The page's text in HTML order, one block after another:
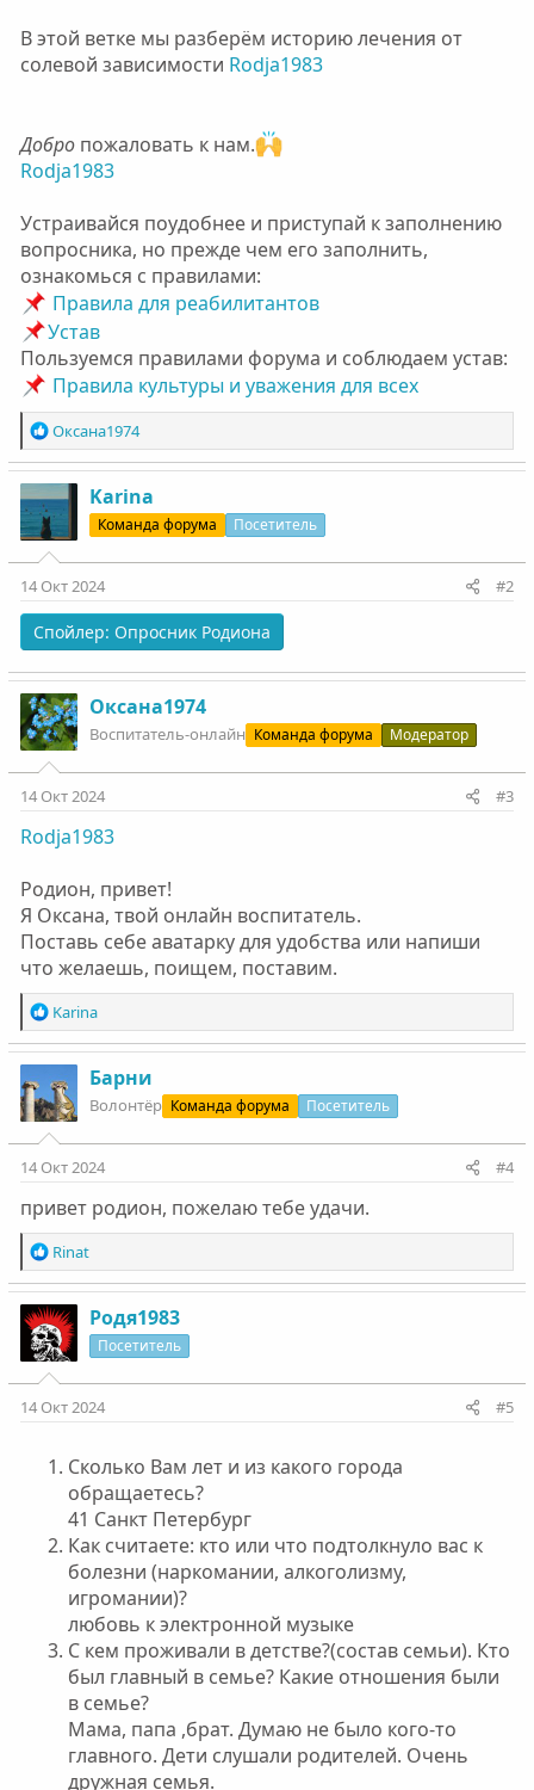
В этой ветке мы разберём историю лечения от
солевой зависимости Rodja1983
Добропожаловать к нам.
Rodja1983
Устраивайся поудобнее и приступай к заполнению
вопросника, но прежде чем его заполнить,
ознакомься с правилами:
Правила для реабилитантов
Устав
Пользуемся правилами форума и соблюдаем устав:
Правила культуры и уважения для всех
Р
е
а
к
ц
и
и
:
Оксана1974
Karinа
Команда форума Посетитель
14 Окт 2024 #2
Спойлер: Опросник Родиона
Оксана1974
Воспитатель-онлайн Команда форума Модератор
14 Окт 2024 #3
Rodja1983
Родион, привет!
Я Оксана, твой онлайн воспитатель.
Поставь себе аватарку для удобства или напиши
что желаешь, поищем, поставим.
Р
е
а
к
ц
и
и
:
Karinа
Барни
Волонтëр Команда форума Посетитель
14 Окт 2024 #4
привет родион, пожелаю тебе удачи.
Р
е
а
к
ц
и
и
:
Rinat
Родя1983
Посетитель
14 Окт 2024 #5
Сколько Вам лет и из какого города
обращаетесь?
41 Санкт Петербург
Как считаете: кто или что подтолкнуло вас к
болезни (наркомании, алкоголизму,
игромании)?
любовь к электронной музыке
С кем проживали в детстве?(состав семьи). Кто
был главный в семье? Какие отношения были
в семье?
Мама, папа ,брат. Думаю не было кого-то
главного. Дети слушали родителей. Очень
дружная семья.